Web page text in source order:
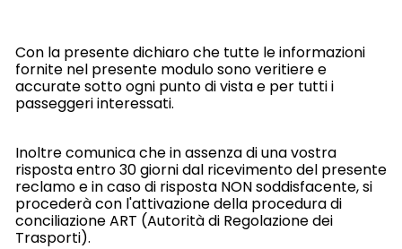
Con la presente dichiaro che tutte le informazioni
fornite nel presente modulo sono veritiere e
accurate sotto ogni punto di vista e per tutti i
passeggeri interessati.
Inoltre comunica che in assenza di una vostra
risposta entro 30 giorni dal ricevimento del presente
reclamo e in caso di risposta NON soddisfacente, si
procederà con l'attivazione della procedura di
conciliazione ART (Autorità di Regolazione dei
Trasporti).